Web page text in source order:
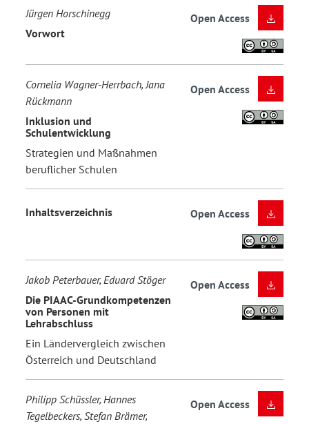
Jürgen Horschinegg
Vorwort
Open Access
Cornelia Wagner-Herrbach, Jana
Rückmann
Inklusion und
Schulentwicklung
Strategien und Maßnahmen
beruflicher Schulen
Open Access
Inhaltsverzeichnis Open Access
Jakob Peterbauer, Eduard Stöger
Die PIAAC-Grundkompetenzen
von Personen mit
Lehrabschluss
Ein Ländervergleich zwischen
Österreich und Deutschland
Open Access
Philipp Schüssler, Hannes
Tegelbeckers, Stefan Brämer,
Open Access